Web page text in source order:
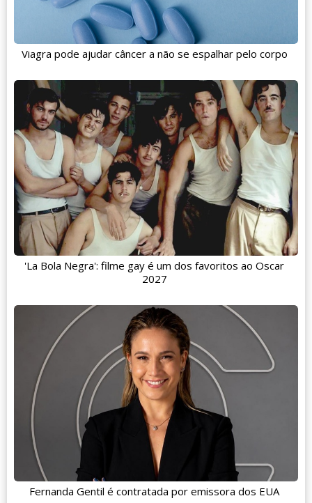
Viagra pode ajudar câncer a não se espalhar pelo corpo
'La Bola Negra': filme gay é um dos favoritos ao Oscar
2027
Fernanda Gentil é contratada por emissora dos EUA